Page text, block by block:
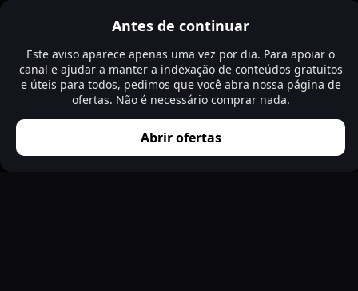
Antes de continuar
Este aviso aparece apenas uma vez por dia. Para apoiar o
canal e ajudar a manter a indexação de conteúdos gratuitos
e úteis para todos, pedimos que você abra nossa página de
ofertas. Não é necessário comprar nada.
Abrir ofertas